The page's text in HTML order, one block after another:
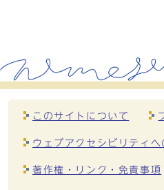
このサイトについて
ウェブアクセシビリティへ
著作権・リンク・免責事項